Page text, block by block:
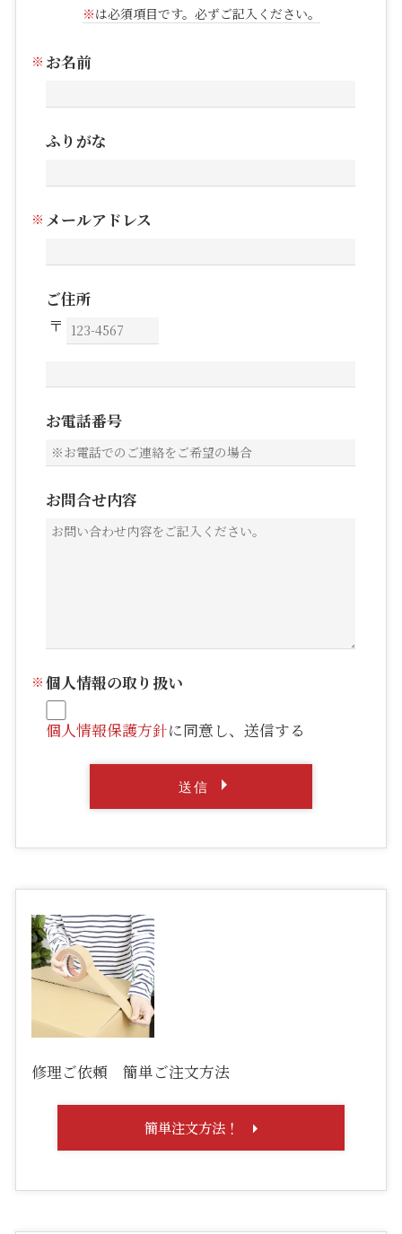
※は必須項目です。必ずご記入ください。
お名前
ふりがな
メールアドレス
ご住所
お電話番号
お問合せ内容
個人情報の取り扱い
個人情報保護方針に同意し、送信する
修理ご依頼 簡単ご注文方法
簡単注文方法！